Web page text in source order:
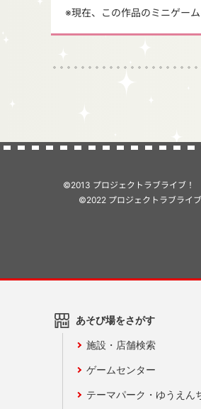
※現在、この作品のミニゲー
©2013 プロジェクトラブライブ！
©2022 プロジェクトラブライ
あそび場をさがす
施設・店舗検索
ゲームセンター
テーマパーク・ゆうえん